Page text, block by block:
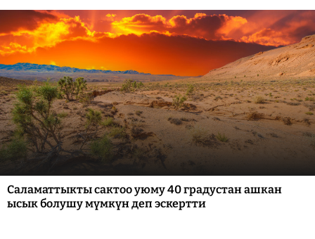
Саламаттыкты сактоо уюму 40 градустан ашкан
ысык болушу мүмкүн деп эскертти